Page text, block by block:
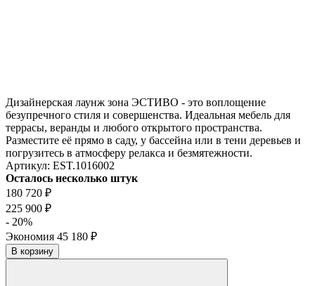
Дизайнерская лаунж зона ЭСТИВО - это воплощение
безупречного стиля и совершенства. Идеальная мебель для
террасы, веранды и любого открытого пространства.
Разместите её прямо в саду, у бассейна или в тени деревьев и
погрузитесь в атмосферу релакса и безмятежности.
Артикул: EST.1016002
Осталось несколько штук
180 720 ₽
225 900 ₽
- 20%
Экономия 45 180 ₽
В корзину